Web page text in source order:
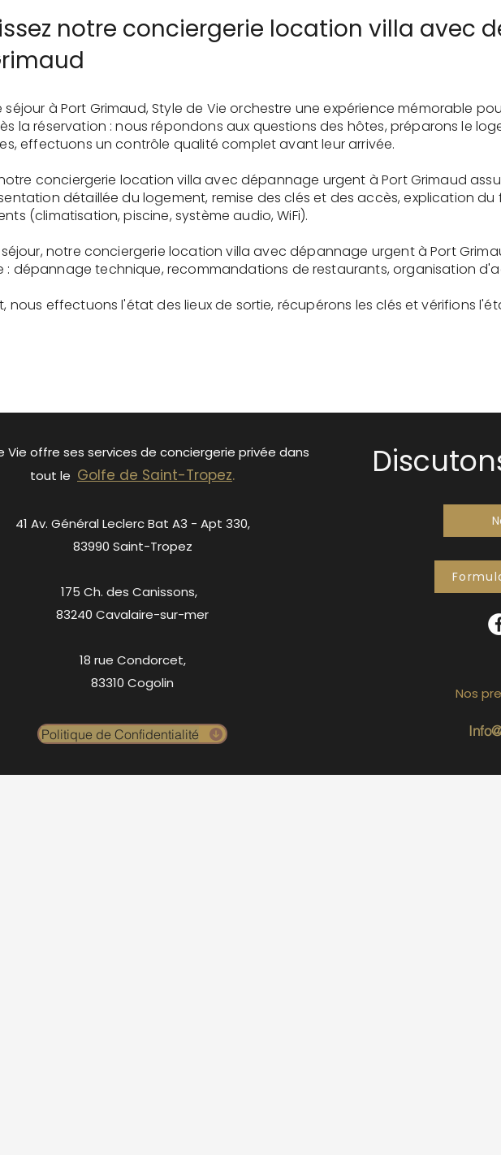
notre conciergerie location villa avec
séjour à Port Grimaud, Style de Vie orchestre une expérience mémorable
la réservation : nous répondons aux questions des hôtes, préparons le
effectuons un contrôle qualité complet avant leur arrivée.
conciergerie location villa avec dépannage urgent à Port Grimaud
détaillée du logement, remise des clés et des accès, explication
(climatisation, piscine, système audio, WiFi).
notre conciergerie location villa avec dépannage urgent à Port
: dépannage technique, recommandations de restaurants, organisation
nous effectuons l'état des lieux de sortie, récupérons les clés et vérifions
Vie offre ses services de conciergerie privée dans
tout le Golfe de Saint-Tropez.
41 Av. Général Leclerc Bat A3 - Apt 330,
83990 Saint-Tropez
175 Ch. des Canissons,
83240 Cavalaire-sur-mer
18 rue Condorcet,
83310 Cogolin
Politique de Confidentialité
Nos